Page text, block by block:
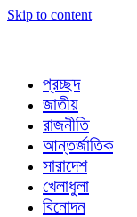
Skip to content
প্রচ্ছদ
জাতীয়
রাজনীতি
আন্তর্জাতিক
সারাদেশ
খেলাধুলা
বিনোদন